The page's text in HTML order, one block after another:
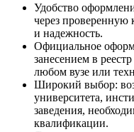
Удобство
через проверенную
и надежность.
Официальное
занесением в
любом вузе или
Широкий выбор:
университета,
заведения,
квалификации.